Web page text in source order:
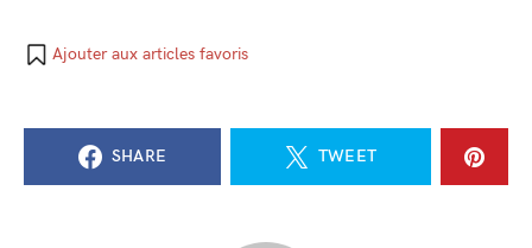
Ajouter aux articles favoris
SHARE TWEET